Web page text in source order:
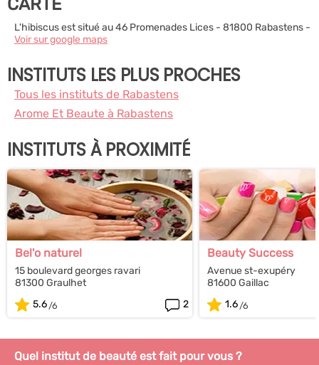
L'hibiscus est situé au 46 Promenades Lices - 81800 Rabastens -
Voir sur google maps
INSTITUTS LES PLUS PROCHES
Tous les instituts de Rabastens
Arome Et Beaute à Rabastens
INSTITUTS À PROXIMITÉ
Bel'o naturel
15 boulevard georges ravari
81300 Graulhet
5.6
2
Beauty Success
Avenue st-exupéry
81600 Gaillac
1.6
Quel institut de beauté est fait pour vous ?